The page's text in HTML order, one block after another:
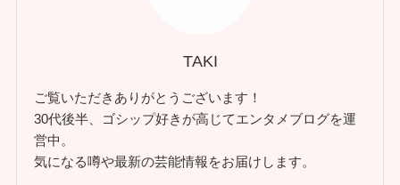
TAKI
ご覧いただきありがとうございます！
30代後半、ゴシップ好きが高じてエンタメブログを運
営中。
気になる噂や最新の芸能情報をお届けします。